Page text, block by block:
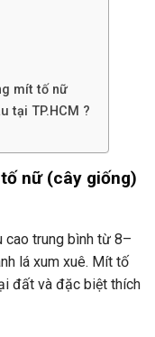
mít tố nữ
tại TP.HCM ?
nữ (cây giống)
cao trung bình từ 8–
lá xum xuê. Mít tố
đất và đặc biệt thích